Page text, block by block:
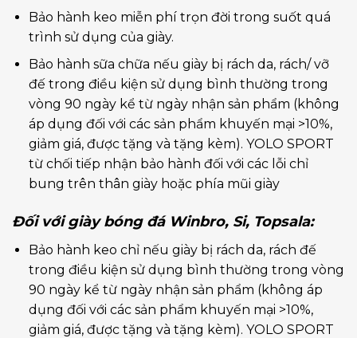
Bảo hành keo miễn phí trọn đời trong suốt quá
trình sử dụng của giày.
Bảo hành sữa chữa nếu giày bị rách da, rách/ vỡ
đế trong điều kiện sử dụng bình thường trong
vòng 90 ngày kể từ ngày nhận sản phẩm (không
áp dụng đối với các sản phẩm khuyến mại >10%,
giảm giá, được tặng và tặng kèm). YOLO SPORT
từ chối tiếp nhận bảo hành đối với các lỗi chỉ
bung trên thân giày hoặc phía mũi giày
Đối với giày bóng đá Winbro, Si, Topsala:
Bảo hành keo chỉ nếu giày bị rách da, rách đế
trong điều kiện sử dụng bình thường trong vòng
90 ngày kể từ ngày nhận sản phẩm (không áp
dụng đối với các sản phẩm khuyến mại >10%,
giảm giá, được tặng và tặng kèm). YOLO SPORT